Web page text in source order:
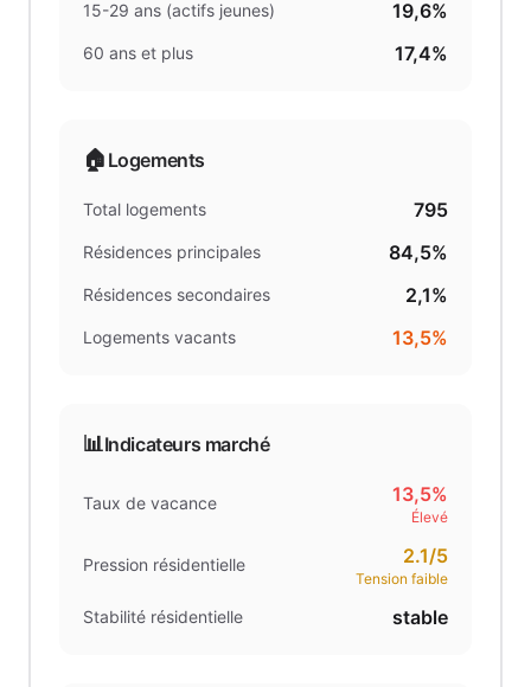
15-29 ans (actifs jeunes) 19,6%
60 ans et plus 17,4%
🏠 Logements
Total logements 795
Résidences principales 84,5%
Résidences secondaires 2,1%
Logements vacants 13,5%
📊Indicateurs marché
Taux de vacance 13,5%
Élevé
Pression résidentielle 2.1/5
Tension faible
Stabilité résidentielle stable